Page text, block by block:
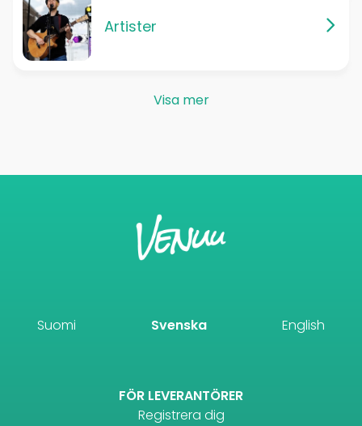
Artister
Visa mer
Suomi Svenska English
FÖR LEVERANTÖRER
Registrera dig